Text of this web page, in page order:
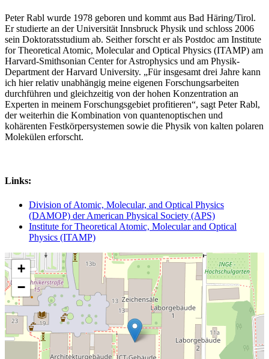
Peter Rabl wurde 1978 geboren und kommt aus Bad Häring/Tirol.
Er studierte an der Universität Innsbruck Physik und schloss 2006
sein Doktoratsstudium ab. Seither forscht er als Postdoc am Institute
for Theoretical Atomic, Molecular and Optical Physics (ITAMP) am
Harvard-Smithsonian Center for Astrophysics und am Physik-
Department der Harvard University. „Für insgesamt drei Jahre kann
ich hier relativ unabhängig meine eigenen Forschungsarbeiten
durchführen und gleichzeitig von der hohen Konzentration an
Experten in meinem Forschungsgebiet profitieren“, sagt Peter Rabl,
der weiterhin die Kombination von quantenoptischen und
kohärenten Festkörpersystemen sowie die Physik von kalten polaren
Molekülen erforscht.
Links:
Division of Atomic, Molecular, and Optical Physics
(DAMOP) der American Physical Society (APS)
Institute for Theoretical Atomic, Molecular and Optical
Physics (ITAMP)
+
−